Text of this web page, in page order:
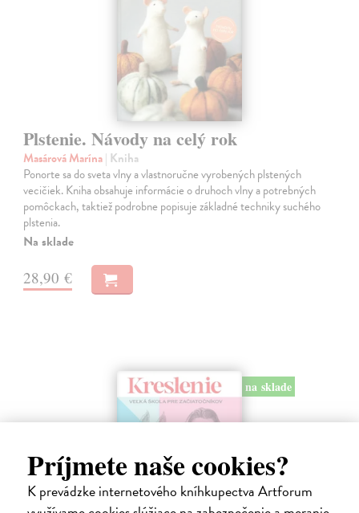
Príjmete naše cookies?
K prevádzke internetového kníhkupectva Artforum
Plstenie. Návody na celý rok
Masárová Marína| Kniha
Ponorte sa do sveta vlny a vlastnoručne vyrobených plstených
vecičiek. Kniha obsahuje informácie o druhoch vlny a potrebných
pomôckach, taktiež podrobne popisuje základné techniky suchého
plstenia.
Na sklade
28,90 €
na sklade